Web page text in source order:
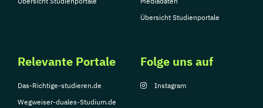
Übersicht Studienportale
Relevante Portale
Das-Richtige-studieren.de
Wegweiser-duales-Studium.de
Folge uns auf
Instagram